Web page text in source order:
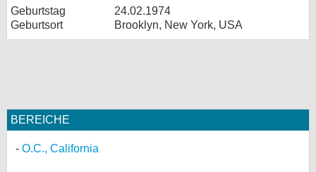
Geburtstag
24.02.1974
Geburtsort
Brooklyn, New York, USA
BEREICHE
O.C., California